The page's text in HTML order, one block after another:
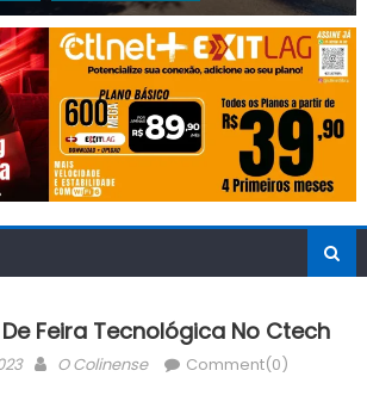
Feira Tecnológica No Ctech
Author
O Colinense Comment(0)